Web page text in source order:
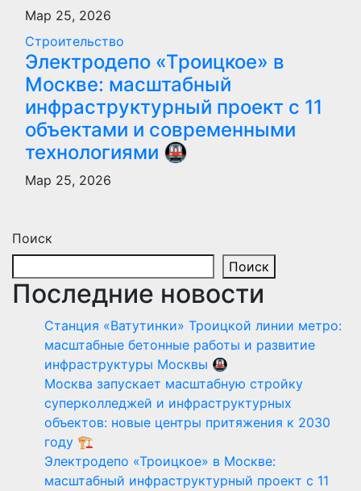
Мар 25, 2026
Строительство
Электродепо «Троицкое» в
Москве: масштабный
инфраструктурный проект с 11
объектами и современными
технологиями 🚇
Мар 25, 2026
Поиск
Поиск
Последние новости
Станция «Ватутинки» Троицкой линии метро:
масштабные бетонные работы и развитие
инфраструктуры Москвы 🚇
Москва запускает масштабную стройку
суперколледжей и инфраструктурных
объектов: новые центры притяжения к 2030
году 🏗️
Электродепо «Троицкое» в Москве:
масштабный инфраструктурный проект с 11